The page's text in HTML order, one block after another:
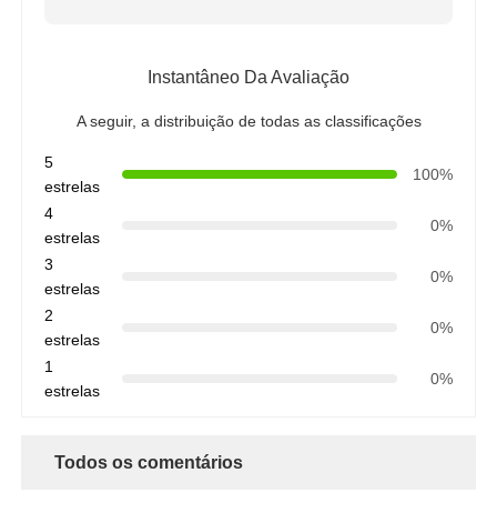
Instantâneo Da Avaliação
A seguir, a distribuição de todas as classificações
5
estrelas
100%
4
estrelas
0%
3
estrelas
0%
2
estrelas
0%
1
estrelas
0%
Todos os comentários